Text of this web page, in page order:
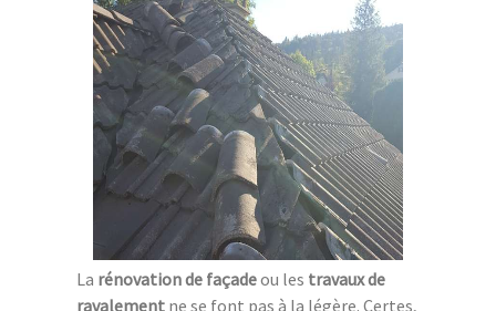
La rénovation de façadeou les travaux de
ravalement ne se font pas à la légère. Certes,